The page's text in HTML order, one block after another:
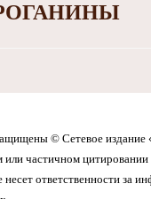
© Сетевое
частичном цитировании
несет ответственности за